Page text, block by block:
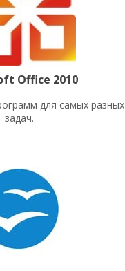
Office 2010
для самых разных
задач.